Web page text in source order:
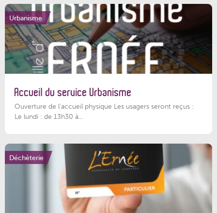
Urbanisme
Accueil du service Urbanisme
Ouverture de l'accueil physique Les usagers seront reçus :
Le lundi : de 13h30 à...
Déchèterie